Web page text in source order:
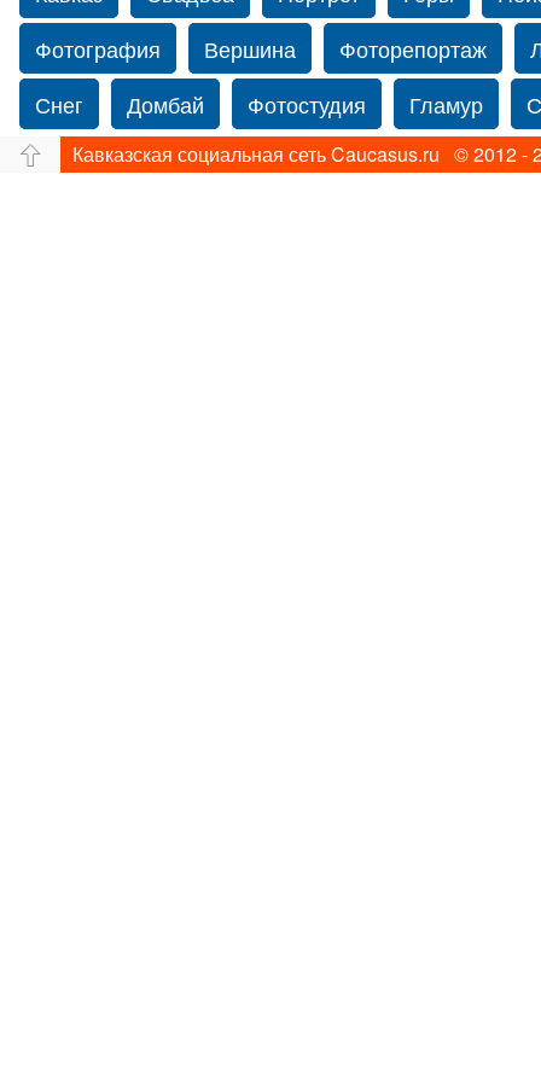
Фотография
Вершина Фоторепортаж
Снег
Домбай Фотостудия Гламур
Путешествие
Перевал Ущелье
Кавказская социальная сеть Caucasus.ru © 2012 -